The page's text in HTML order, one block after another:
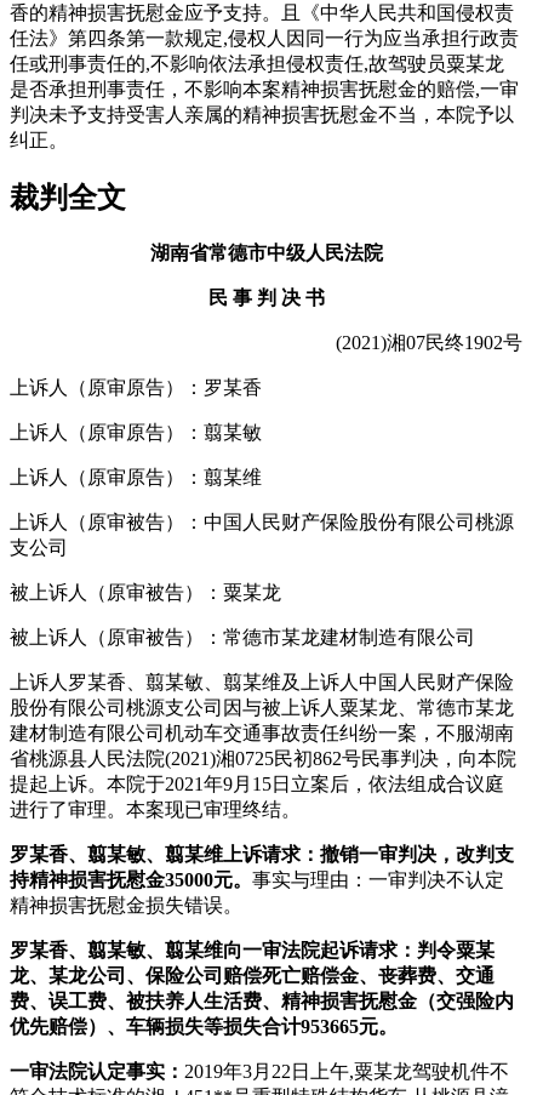
香的精神损害抚慰金应予支持。且《中华人民共和国侵权责
任法》第四条第一款规定,侵权人因同一行为应当承担行政责
任或刑事责任的,不影响依法承担侵权责任,故驾驶员粟某龙
是否承担刑事责任，不影响本案精神损害抚慰金的赔偿,一审
判决未予支持受害人亲属的精神损害抚慰金不当，本院予以
纠正。
裁判全文
湖南省常德市中级人民法院
民 事 判 决 书
(2021)湘07民终1902号
上诉人（原审原告）：罗某香
上诉人（原审原告）：翦某敏
上诉人（原审原告）：翦某维
上诉人（原审被告）：中国人民财产保险股份有限公司桃源
支公司
被上诉人（原审被告）：粟某龙
被上诉人（原审被告）：常德市某龙建材制造有限公司
上诉人罗某香、翦某敏、翦某维及上诉人中国人民财产保险
股份有限公司桃源支公司因与被上诉人粟某龙、常德市某龙
建材制造有限公司机动车交通事故责任纠纷一案，不服湖南
省桃源县人民法院(2021)湘0725民初862号民事判决，向本院
提起上诉。本院于2021年9月 15日立案后，依法组成合议庭
进行了审理。本案现已审理终结。
罗某香、翦某敏、翦某维上诉请求：撤销一审判决，改判支
持精神损害抚慰金35000元。 事实与理由：一审判决不认定
精神损害抚慰金损失错误。
罗某香、翦某敏、翦某维向一审法院起诉请求：判令粟某
龙、某龙公司、保险公司赔偿死亡赔偿金、丧葬费、交通
费、误工费、被扶养人生活费、精神损害抚慰金（交强险内
优先赔偿）、车辆损失等损失合计953665元。
一审法院认定事实： 2019年3月 22 日上午,粟某龙驾驶机件不